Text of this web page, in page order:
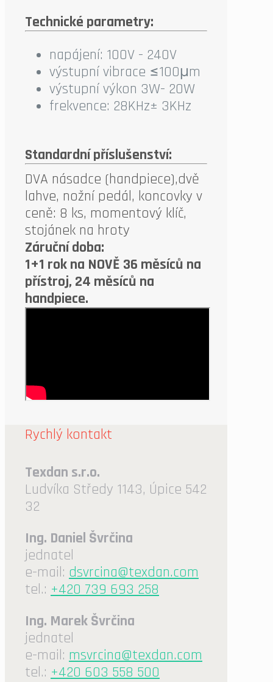
Technické parametry:
napájení: 100V - 240V
výstupní vibrace ≤100μm
výstupní výkon 3W- 20W
frekvence: 28KHz± 3KHz
Standardní příslušenství:
DVA násadce (handpiece),dvě
lahve, nožní pedál, koncovky v
ceně: 8 ks, momentový klíč,
stojánek na hroty
Záruční doba:
1+1 rok na NOVĚ 36 měsíců na
přístroj, 24 měsíců na
handpiece.
Rychlý kontakt
Texdan s.r.o.
Ludvíka Středy 1143, Úpice 542
32
Ing. Daniel Švrčina
jednatel
e-mail: dsvrcina@texdan.com
tel.: +420 739 693 258
Ing. Marek Švrčina
jednatel
e-mail: msvrcina@texdan.com
tel.: +420 603 558 500